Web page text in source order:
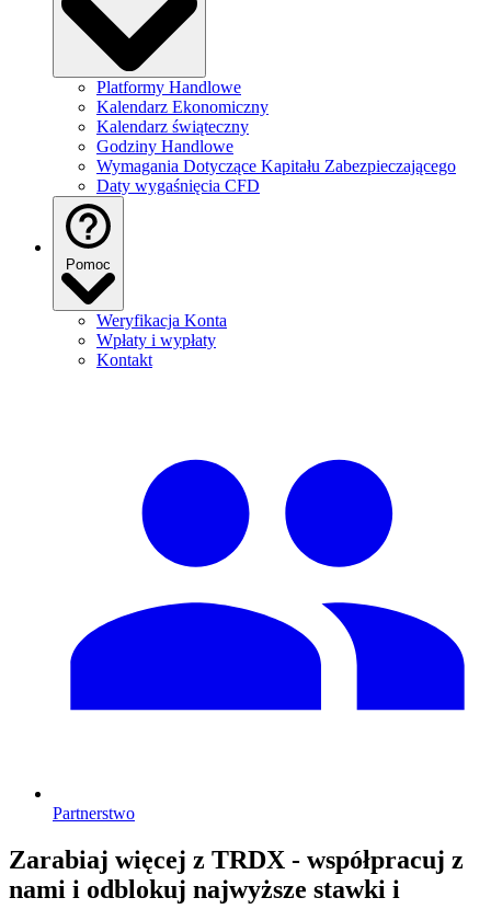
Platformy Handlowe
Kalendarz Ekonomiczny
Kalendarz świąteczny
Godziny Handlowe
Wymagania Dotyczące Kapitału Zabezpieczającego
Daty wygaśnięcia CFD
Pomoc
Weryfikacja Konta
Wpłaty i wypłaty
Kontakt
Partnerstwo
Zarabiaj więcej z TRDX - współpracuj z
nami i odblokuj najwyższe stawki i